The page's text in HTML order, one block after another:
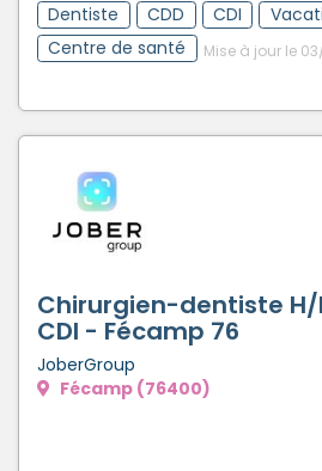
Dentiste CDD CDI
Centre de santé
Mise à jour le
Chirurgien-dentiste H/
CDI - Fécamp 76
JoberGroup
Fécamp (76400)